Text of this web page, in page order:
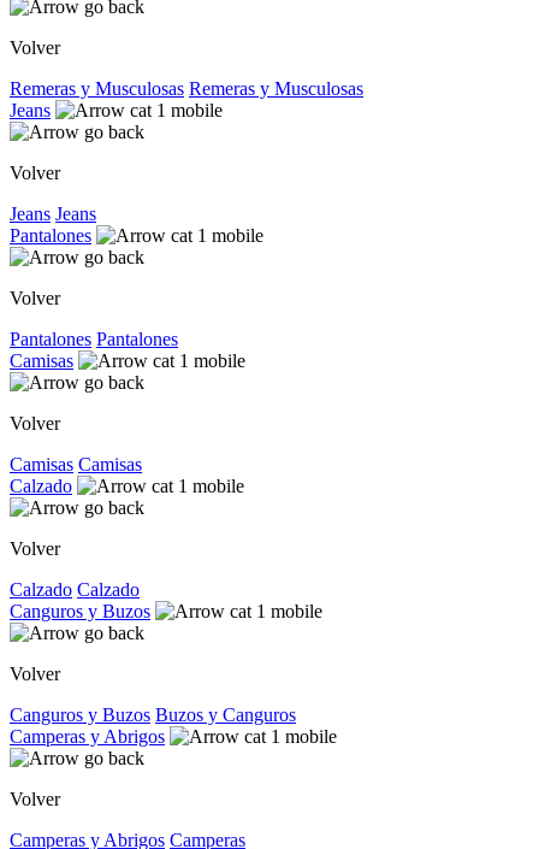
Volver
Remeras y Musculosas Remeras y Musculosas
Jeans
Volver
Jeans Jeans
Pantalones
Volver
Pantalones Pantalones
Camisas
Volver
Camisas Camisas
Calzado
Volver
Calzado Calzado
Canguros y Buzos
Volver
Canguros y Buzos Buzos y Canguros
Camperas y Abrigos
Volver
Camperas y Abrigos Camperas